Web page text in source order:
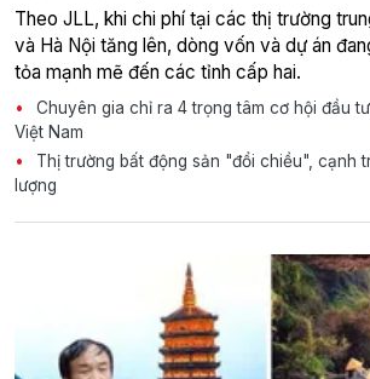
Theo JLL, khi chi phí tại các thị trường
và Hà Nội tăng lên, dòng vốn và dự án
tỏa mạnh mẽ đến các tỉnh cấp hai.
Chuyên gia chỉ ra 4 trọng tâm cơ hội đầu
Việt Nam
Thị trường bất động sản "đổi chiều", cạnh
lượng